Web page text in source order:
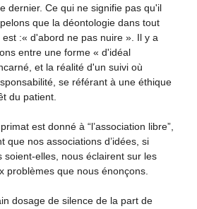
dernier. Ce qui ne signifie pas qu'il
que la déontologie dans tout
:« d'abord ne pas nuire ». Il y a
entre une forme « d'idéal
et la réalité d'un suivi où
se référant à une éthique
du patient.
est donné à “l’association libre”,
que nos associations d’idées, si
soient-elles, nous éclairent sur les
problèmes que nous énonçons.
dosage de silence de la part de